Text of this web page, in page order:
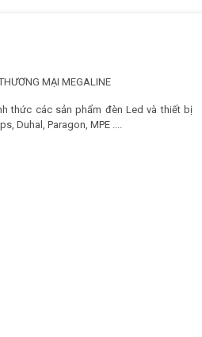
MẠI MEGALINE
thức các sản phẩm đèn Led và thiết bị
Duhal, Paragon, MPE ....